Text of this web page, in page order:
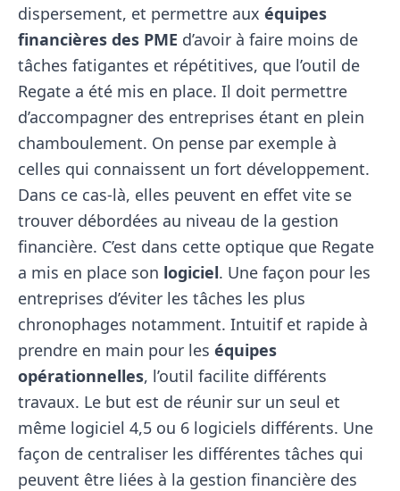
dispersement, et permettre aux équipes
financières des PME d’avoir à faire moins de
tâches fatigantes et répétitives, que l’outil de
Regate a été mis en place. Il doit permettre
d’accompagner des entreprises étant en plein
chamboulement. On pense par exemple à
celles qui connaissent un fort développement.
Dans ce cas-là, elles peuvent en effet vite se
trouver débordées au niveau de la gestion
financière. C’est dans cette optique que Regate
a mis en place son logiciel. Une façon pour les
entreprises d’éviter les tâches les plus
chronophages notamment. Intuitif et rapide à
prendre en main pour les équipes
opérationnelles, l’outil facilite différents
travaux. Le but est de réunir sur un seul et
même logiciel 4,5 ou 6 logiciels différents. Une
façon de centraliser les différentes tâches qui
peuvent être liées à la gestion financière des